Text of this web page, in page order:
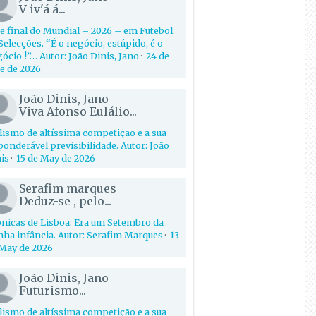
V iv'á á...
final do Mundial – 2026 – em Futebol
“É o negócio, estúpido, é o
!”… Autor: João Dinis, Jano· 24 de
de 2026
João Dinis, Jano
Viva Afonso Eulálio...
de altíssima competição e a sua
previsibilidade. Autor: João
· 15 de May de 2026
Serafim marques
Deduz-se , pelo...
de Lisboa: Era um Setembro da
infância. Autor: Serafim Marques· 13
de 2026
João Dinis, Jano
Futurismo...
de altíssima competição e a sua